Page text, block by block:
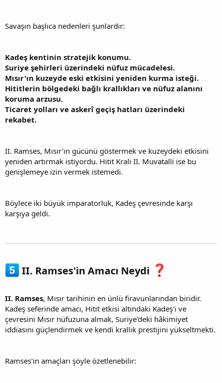
Savaşın başlıca nedenleri şunlardır:
Kadeş kentinin stratejik konumu.
Suriye şehirleri üzerindeki nüfuz mücadelesi.
Mısır'ın kuzeyde eski etkisini yeniden kurma isteği.
Hititlerin bölgedeki bağlı krallıkları ve nüfuz alanını
koruma arzusu.
Ticaret yolları ve askerî geçiş hatları üzerindeki
rekabet.
II. Ramses, Mısır'ın gücünü göstermek ve kuzeydeki etkisini
yeniden artırmak istiyordu. Hitit Kralı II. Muvatalli ise bu
genişlemeye izin vermek istemedi.
Böylece iki büyük imparatorluk, Kadeş çevresinde karşı
karşıya geldi.
II. Ramses'in Amacı Neydi
II. Ramses, Mısır tarihinin en ünlü firavunlarından biridir.
Kadeş seferinde amacı, Hitit etkisi altındaki Kadeş'i ve
çevresini Mısır nüfuzuna almak, Suriye'deki hâkimiyet
iddiasını güçlendirmek ve kendi krallık prestijini yükseltmekti.
Ramses'in amaçları şöyle özetlenebilir: